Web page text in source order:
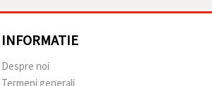
INFORMATIE
Despre noi
Termeni generali